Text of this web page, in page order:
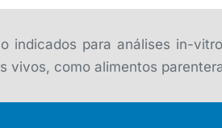
indicados para análises in-
vivos, como alimentos